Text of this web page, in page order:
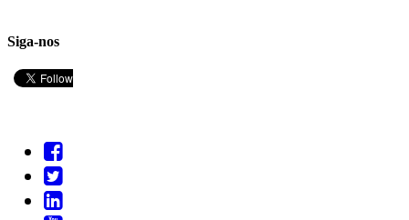
Siga-nos